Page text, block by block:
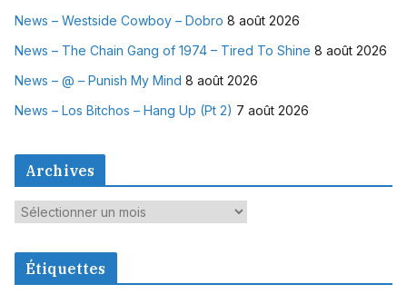
News – Westside Cowboy – Dobro 8 août 2026
News – The Chain Gang of 1974 – Tired To Shine 8 août 2026
News – @ – Punish My Mind 8 août 2026
News – Los Bitchos – Hang Up (Pt 2) 7 août 2026
Archives
A
c
Étiquettes